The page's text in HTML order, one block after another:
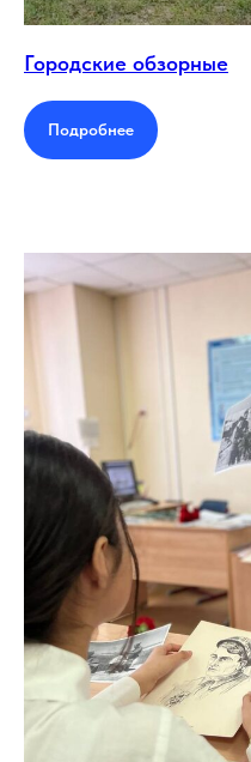
Городские обзорные
Подробнее